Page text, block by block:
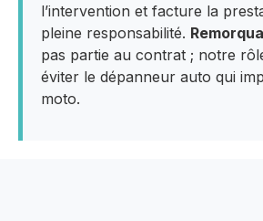
l’intervention et facture la
pleine responsabilité.
pas partie au contrat ; notre
éviter le dépanneur auto qui
moto.